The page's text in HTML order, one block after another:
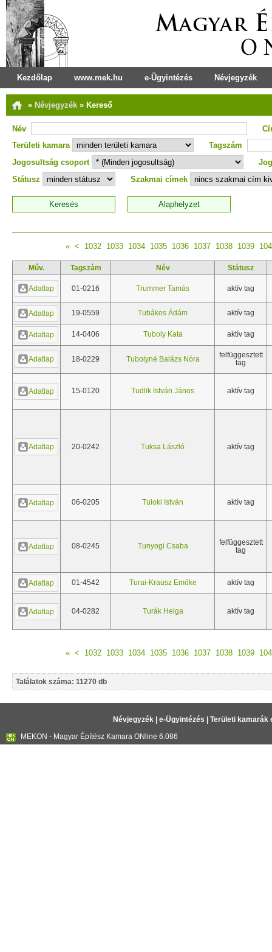
Kezdőlap www.mek.hu e-Ügyintézés Névjegyzék
» Névjegyzék » Kereső
Név
Területi kamara
Tagszám
Jogosultság csoport
Státusz
Szakmai címek
« < 1032 1033 1034 1035 1036 1037 1038 1039
Műv. Tagszám Név Státusz
Adatlap 01-0216 Trummer Tamás aktív tag
Adatlap 19-0559 Tubákos Ádám aktív tag
Adatlap 14-0406 Tuboly Kata aktív tag
Adatlap 18-0229 Tubolyné Balázs Nóra
felfüggesztett
tag
Adatlap 15-0120 Tudlik István János aktív tag
Adatlap 20-0242 Tuksa László aktív tag
Adatlap 06-0205 Tuloki István aktív tag
Adatlap 08-0245 Tunyogi Csaba
felfüggesztett
tag
Adatlap 01-4542 Turai-Krausz Emőke aktív tag
Adatlap 04-0282 Turák Helga aktív tag
« < 1032 1033 1034 1035 1036 1037 1038 1039
Találatok száma: 11270 db
Névjegyzék| e-Ügyintézés
Területi kamarák
MEKON - Magyar Építész Kamara ONline 6.086